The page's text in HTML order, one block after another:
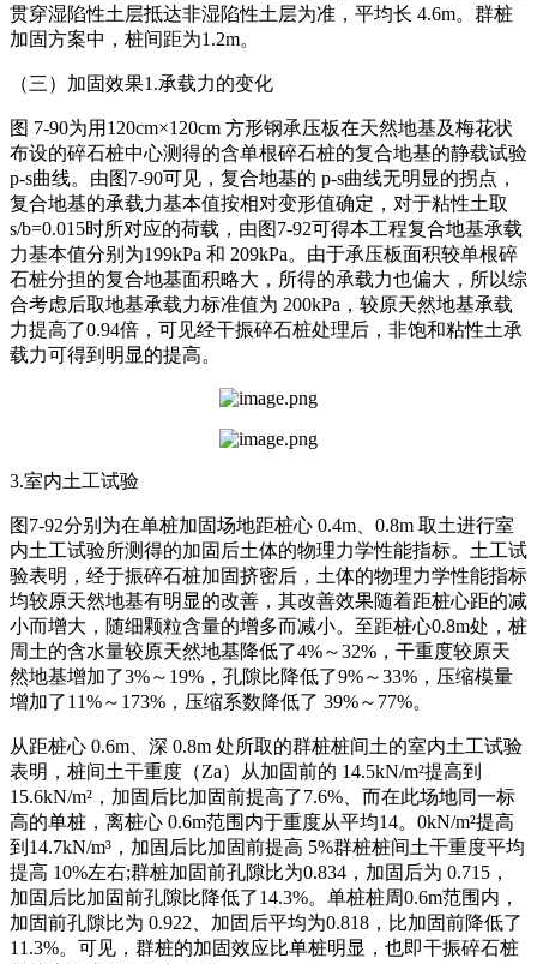
贯穿湿陷性土层抵达非湿陷性土层为准，平均长 4.6m。群桩
加固方案中，桩间距为1.2m。
（三）加固效果1.承载力的变化
图 7-90为用120cm×120cm 方形钢承压板在天然地基及梅花状
布设的碎石桩中心测得的含单根碎石桩的复合地基的静载试验
p-s曲线。由图7-90可见，复合地基的 p-s曲线无明显的拐点，
复合地基的承载力基本值按相对变形值确定，对于粘性土取
s/b=0.015时所对应的荷载，由图7-92可得本工程复合地基承载
力基本值分别为199kPa 和 209kPa。由于承压板面积较单根碎
石桩分担的复合地基面积略大，所得的承载力也偏大，所以综
合考虑后取地基承载力标准值为 200kPa，较原天然地基承载
力提高了0.94倍，可见经干振碎石桩处理后，非饱和粘性土承
载力可得到明显的提高。
3.室内土工试验
图7-92分别为在单桩加固场地距桩心 0.4m、0.8m 取土进行室
内土工试验所测得的加固后土体的物理力学性能指标。土工试
验表明，经于振碎石桩加固挤密后，土体的物理力学性能指标
均较原天然地基有明显的改善，其改善效果随着距桩心距的减
小而增大，随细颗粒含量的增多而减小。至距桩心0.8m处，桩
周土的含水量较原天然地基降低了4%～32%，干重度较原天
然地基增加了3%～19%，孔隙比降低了9%～33%，压缩模量
增加了11%～173%，压缩系数降低了 39%～77%。
从距桩心 0.6m、深 0.8m 处所取的群桩桩间土的室内土工试验
表明，桩间土干重度（Za）从加固前的 14.5kN/m²提高到
15.6kN/m²，加固后比加固前提高了7.6%、而在此场地同一标
高的单桩，离桩心 0.6m范围内于重度从平均14。0kN/m²提高
到14.7kN/m³，加固后比加固前提高 5%群桩桩间土干重度平均
提高 10%左右;群桩加固前孔隙比为0.834，加固后为 0.715，
加固后比加固前孔隙比降低了14.3%。单桩桩周0.6m范围内，
加固前孔隙比为 0.922、加固后平均为0.818，比加固前降低了
11.3%。可见，群桩的加固效应比单桩明显，也即干振碎石桩